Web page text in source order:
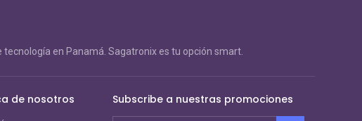
en Panamá. Sagatronix es tu opción smart.
de nosotros Subscribe a nuestras promociones